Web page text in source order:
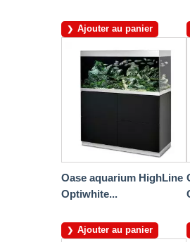
Ajouter au panier
Oase aquarium HighLine
Optiwhite...
Ajouter au panier